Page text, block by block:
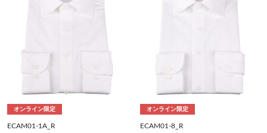
オンライン限定
ECAM01-1A_R
オンライン限定
ECAM01-8_R